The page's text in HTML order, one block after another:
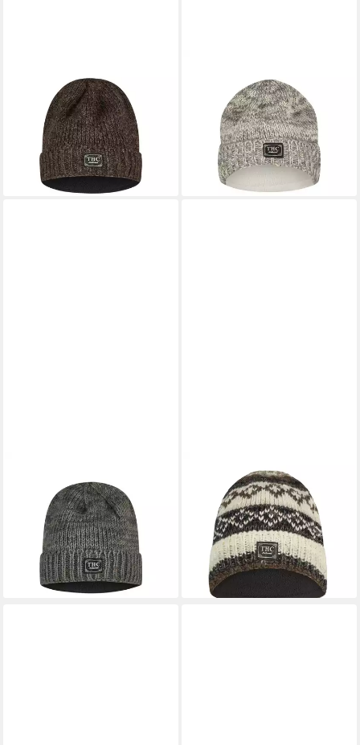
Strickmütze THC Schafwoll
Rollcap 506 braun (1 Stück, 1-
St., 1 Stück) Innenfutter:
Fleece
29,90 €
lieferbar - in 3-4 Werktagen bei dir
Strickmütze THC Schafwoll
Rollcap 812 beige (1 Stück, 1-
St., 1 Stück) Innenfutter:
Fleece
29,90 €
lieferbar - in 3-4 Werktagen bei dir
Strickmütze THC Schafwoll
Rollcap 725 grau (1 Stück, 1-
St., 1 Stück) Innenfutter:
Fleece
29,90 €
lieferbar - in 3-4 Werktagen bei dir
THC NATURAL LINE
Strickmütze THC Schafwoll
Rollcap 888 (1 Stück, 1-St., 1
Stück) Innenfutter: Fleece
29,90 €
lieferbar - in 3-4 Werktagen bei dir